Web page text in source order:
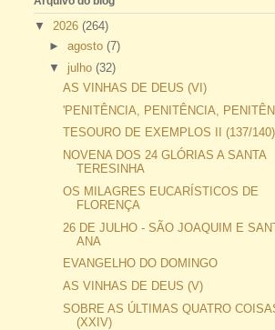
▼ 2026 (264)
► agosto (7)
▼ julho (32)
AS VINHAS DE DEUS (VI)
'PENITÊNCIA, PENITÊNCIA,
TESOURO DE EXEMPLOS II (137/140)
NOVENA DOS 24 GLÓRIAS A SANTA
TERESINHA
OS MILAGRES EUCARÍSTICOS DE
FLORENÇA
26 DE JULHO - SÃO JOAQUIM E
ANA
EVANGELHO DO DOMINGO
AS VINHAS DE DEUS (V)
SOBRE AS ÚLTIMAS QUATRO
(XXIV)